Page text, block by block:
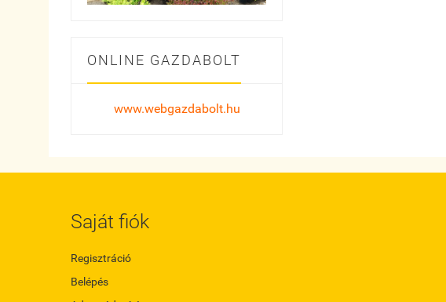
ONLINE GAZDABOLT
www.webgazdabolt.hu
Saját fiók
Regisztráció
Belépés